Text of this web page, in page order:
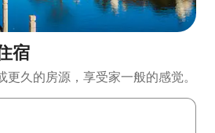
宿
久的房源，享受家一般的感觉。
上下方向键查看，或通过点击或滑动手势